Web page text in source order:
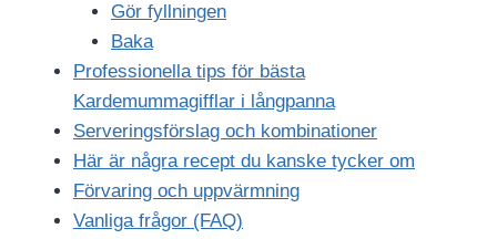
Gör fyllningen
Baka
Professionella tips för bästa
Kardemummagifflar i långpanna
Serveringsförslag och kombinationer
Här är några recept du kanske tycker om
Förvaring och uppvärmning
Vanliga frågor (FAQ)